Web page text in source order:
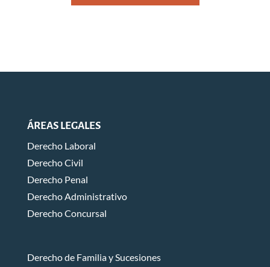
ÁREAS LEGALES
Derecho Laboral
Derecho Civil
Derecho Penal
Derecho Administrativo
Derecho Concursal
Derecho de Familia y Sucesiones